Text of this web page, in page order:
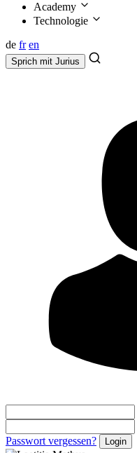
Academy
Technologie
de fr en
Sprich mit Jurius
Passwort vergessen?